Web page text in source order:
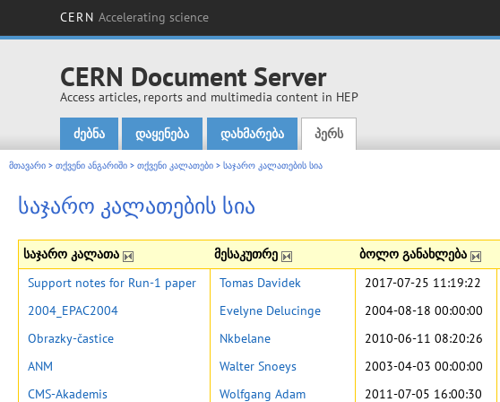
CERN Accelerating science
CERN Document Server
Access articles, reports and multimedia content in HEP
Main menu
ძებნა დაყენება დახმარება პერს
მთავარი > თქვენი ანგარიში > თქვენი კალათები > საჯარო კალათების სია
საჯარო კალათების სია
საჯარო კალათა მესაკუთრე ბოლო განახლება
Support notes for Run-1 paper Tomas Davidek 2017-07-25 11:19:22
2004_EPAC2004
Evelyne Delucinge 2004-08-18 00:00:00
Obrazky-častice
Nkbelane 2010-06-11 08:20:26
ANM
Walter Snoeys 2003-04-03 00:00:00
CMS-Akademis
Wolfgang Adam 2011-07-05 16:00:30